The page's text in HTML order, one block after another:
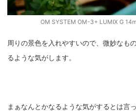
OM SYSTEM OM-3+ LUMIX G
周りの景色を入れやすいので、微妙なも
るような気がします。
まぁなんとかなるような気がするとは言